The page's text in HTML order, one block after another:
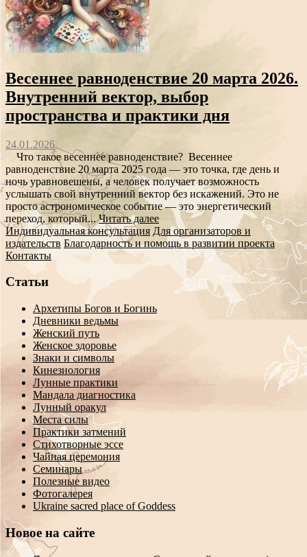
Весеннее равноденствие 20 марта 2026.
Внутренний вектор, выбор
пространства и практики дня
24.01.2026
Что такое весеннее равноденствие? Весеннее
равноденствие 20 марта 2025 года — это точка, где день и
ночь уравновешены, а человек получает возможность
услышать свой внутренний вектор без искажений. Это не
просто астрономическое событие — это энергетический
переход, который...Читать далее
Индивидуальная консультация Для организаторов и
издательств Благодарность и помощь в развитии проекта
Контакты
Статьи
Архетипы Богов и Богинь
Дневники ведьмы
Женский путь
Женское здоровье
Знаки и символы
Кинезиология
Лунные практики
Мандала диагностика
Лунный оракул
Места силы
Практики затмений
Стихотворные эссе
Чайная церемония
Семинары
Полезные видео
Фотогалерея
Ukraine sacred place of Goddess
Новое на сайте